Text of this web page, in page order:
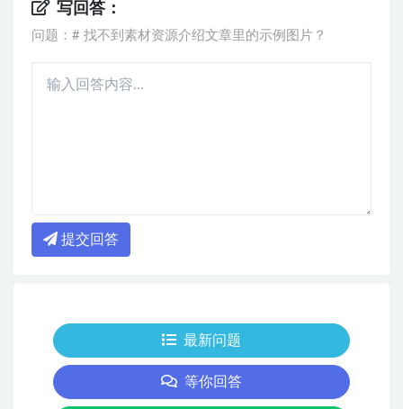
写回答：
问题：# 找不到素材资源介绍文章里的示例图片？
提交回答
最新问题
等你回答